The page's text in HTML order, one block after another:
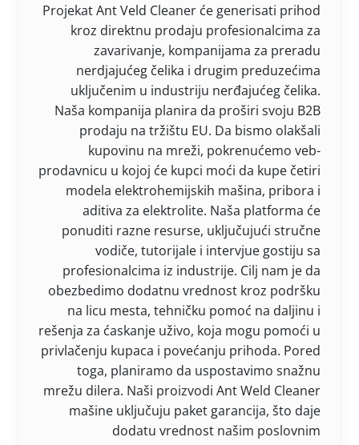
Projekat Ant Veld Cleaner će generisati prihod
kroz direktnu prodaju profesionalcima za
zavarivanje, kompanijama za preradu
nerdjajućeg čelika i drugim preduzećima
uključenim u industriju nerđajućeg čelika.
Naša kompanija planira da proširi svoju B2B
prodaju na tržištu EU. Da bismo olakšali
kupovinu na mreži, pokrenućemo veb-
prodavnicu u kojoj će kupci moći da kupe četiri
modela elektrohemijskih mašina, pribora i
aditiva za elektrolite. Naša platforma će
ponuditi razne resurse, uključujući stručne
vodiče, tutorijale i intervjue gostiju sa
profesionalcima iz industrije. Cilj nam je da
obezbedimo dodatnu vrednost kroz podršku
na licu mesta, tehničku pomoć na daljinu i
rešenja za ćaskanje uživo, koja mogu pomoći u
privlačenju kupaca i povećanju prihoda. Pored
toga, planiramo da uspostavimo snažnu
mrežu dilera. Naši proizvodi Ant Weld Cleaner
mašine uključuju paket garancija, što daje
dodatu vrednost našim poslovnim